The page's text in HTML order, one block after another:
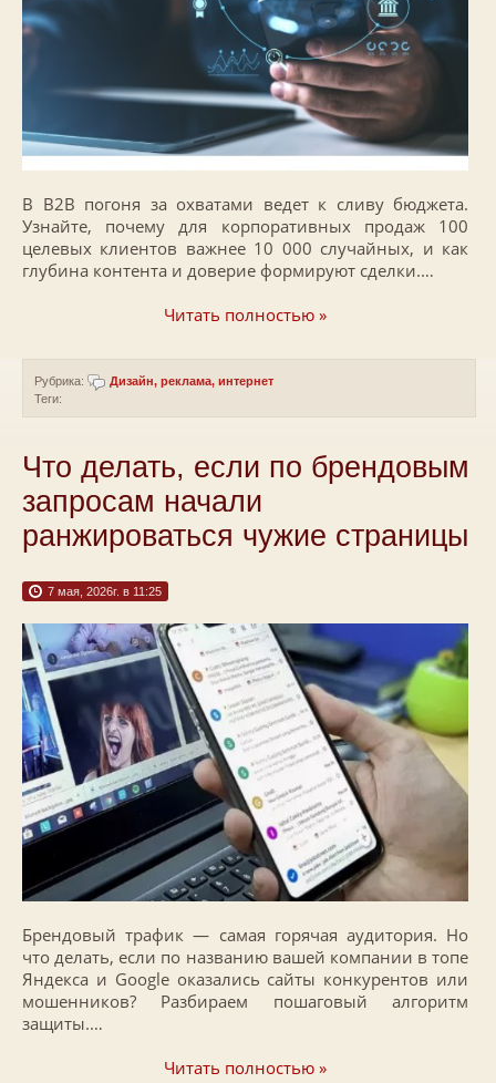
В B2B погоня за охватами ведет к сливу бюджета.
Узнайте, почему для корпоративных продаж 100
целевых клиентов важнее 10 000 случайных, и как
глубина контента и доверие формируют сделки.…
Читать полностью »
Рубрика:
Дизайн, реклама, интернет
Теги:
Что делать, если по брендовым
запросам начали
ранжироваться чужие страницы
7 мая, 2026г. в 11:25
Брендовый трафик — самая горячая аудитория. Но
что делать, если по названию вашей компании в топе
Яндекса и Google оказались сайты конкурентов или
мошенников? Разбираем пошаговый алгоритм
защиты.…
Читать полностью »